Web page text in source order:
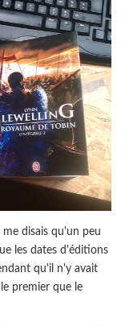
disais qu'un peu
les dates d'éditions
qu'il n'y avait
premier que le